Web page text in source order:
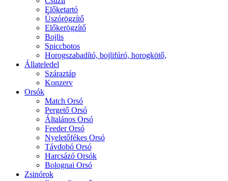
Előketartó
Úszórögzítő
Előkerögzítő
Bojlis
Spiccbotos
Horogszabadító, bojlifúró, horogkötő,
Állateledel
Száraztáp
Konzerv
Orsók
Match Orsó
Pergető Orsó
Általános Orsó
Feeder Orsó
Nyeletőfékes Orsó
Távdobó Orsó
Harcsázó Orsók
Bolognai Orsó
Zsinórok